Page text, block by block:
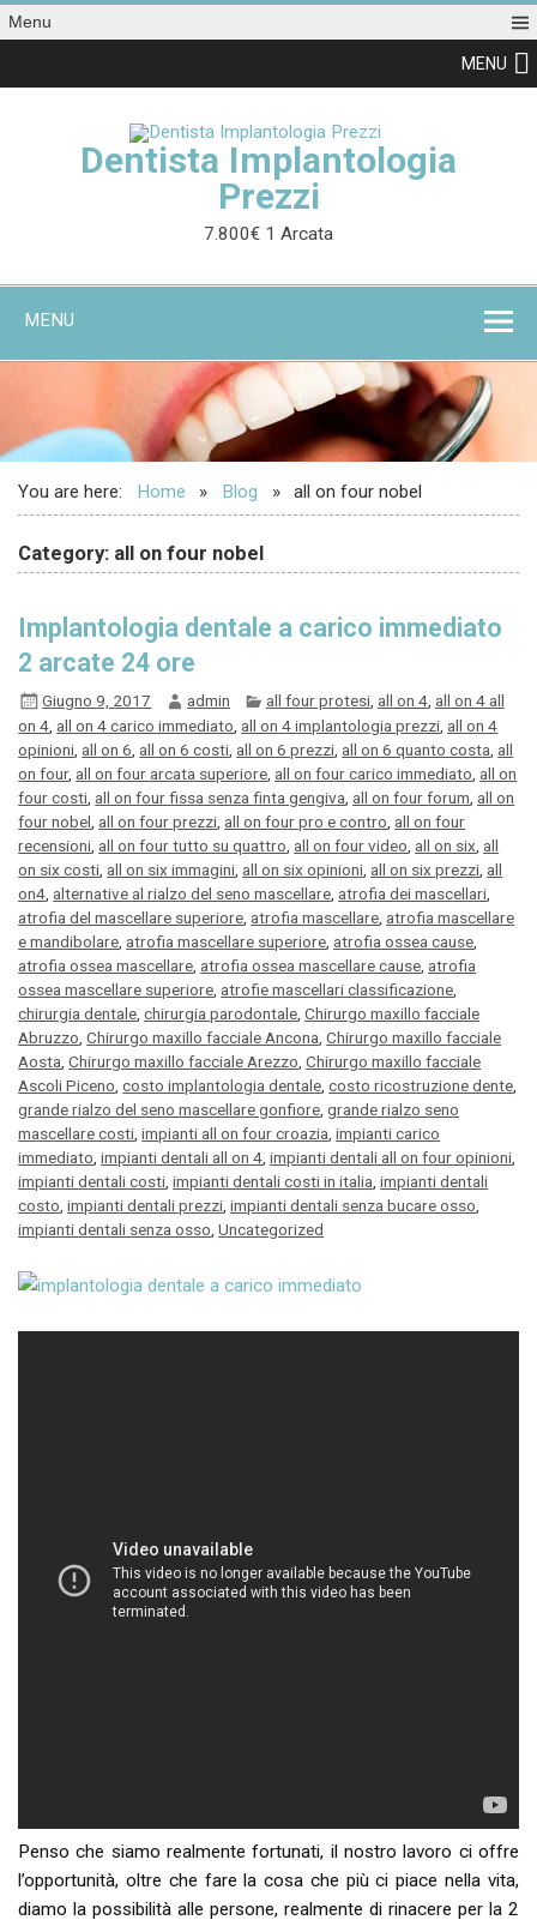
Menu
MENU
Dentista Implantologia
Prezzi
7.800€ 1 Arcata
MENU
You are here: Home Blog all on four nobel
Category: all on four nobel
Implantologia dentale a carico immediato
2 arcate 24 ore
Giugno 9, 2017 admin all four protesi, all on 4, all on 4 all
on 4 all on 4 carico immediato all on 4 implantologia prezzi all on 4
opinioni all on 6 all on 6 costi all on 6 prezzi all on 6 quanto costa all
on four, all on four arcata superiore all on four carico immediato all on
four costi all on four fissa senza finta gengiva all on four forum all on
four nobel all on four prezzi all on four pro e contro all on four
recensioni all on four tutto su quattro all on four video all on six all
on six costi all on six immagini all on six opinioni all on six prezzi all
on4 alternative al rialzo del seno mascellare atrofia dei mascellari
atrofia del mascellare superiore atrofia mascellare atrofia mascellare
e mandibolare atrofia mascellare superiore atrofia ossea cause
atrofia ossea mascellare atrofia ossea mascellare cause atrofia
ossea mascellare superiore atrofie mascellari classificazione
chirurgia dentale ,chirurgia parodontale ,Chirurgo maxillo facciale
Abruzzo ,Chirurgo maxillo facciale Ancona ,Chirurgo maxillo facciale
Aosta ,Chirurgo maxillo facciale Arezzo ,Chirurgo maxillo facciale
Ascoli Piceno ,costo implantologia dentale ,costo ricostruzione dente
grande rialzo del seno mascellare gonfiore ,grande rialzo seno
mascellare costi ,impianti all on four croazia ,impianti carico
immediato ,impianti dentali all on 4 ,impianti dentali all on four opinioni
impianti dentali costi ,impianti dentali costi in italia ,impianti dentali
costo ,impianti dentali prezzi ,impianti dentali senza bucare osso
impianti dentali senza osso ,Uncategorized
Penso che siamo realmente fortunati, il nostro lavoro ci offre
l’opportunità, oltre che fare la cosa che più ci piace nella vita,
diamo la possibilità alle persone, realmente di rinacere per la 2